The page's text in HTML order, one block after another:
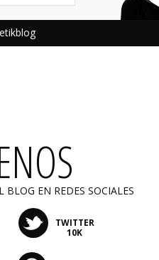
BLOG EN REDES SOCIALES
TWITTER
10K